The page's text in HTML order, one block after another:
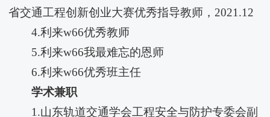
省交通工程创新创业大赛优秀指导教师，2021.12
4.利来w66优秀教师
5.利来w66我最难忘的恩师
6.利来w66优秀班主任
学术兼职
1.山东轨道交通学会工程安全与防护专委会副